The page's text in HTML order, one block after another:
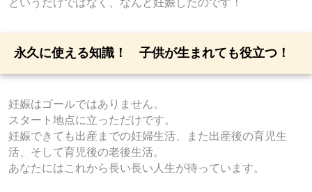
というだけではなく、なんと妊娠したのです！
永久に使える知識！ 子供が生まれても役立つ！
妊娠はゴールではありません。
スタート地点に立っただけです。
妊娠できても出産までの妊婦生活、また出産後の育児生
活、そして育児後の老後生活。
あなたにはこれから長い長い人生が待っています。